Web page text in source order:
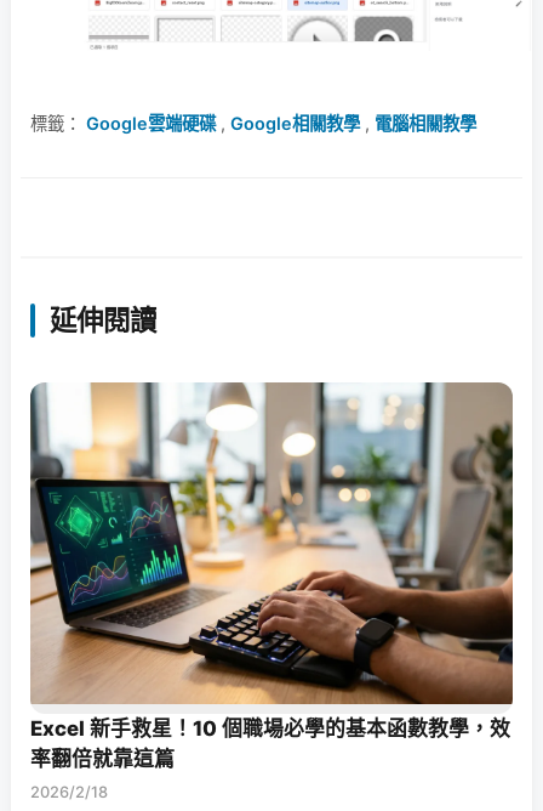
標籤： Google雲端硬碟, Google相關教學, 電腦相關教學
延伸閱讀
Excel 新手救星！10 個職場必學的基本函數教學，效
率翻倍就靠這篇
2026/2/18